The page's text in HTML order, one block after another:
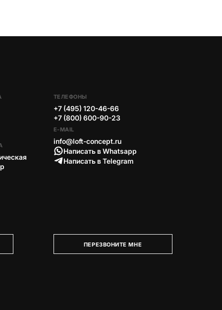
ТЕЛЕФОНЫ
+7 (495) 120-46-66
+7 (800) 600-90-23
E-MAIL
info@loft-concept.ru
Написать в Whatsapp
Написать в Telegram
ПЕРЕЗВОНИТЕ МНЕ